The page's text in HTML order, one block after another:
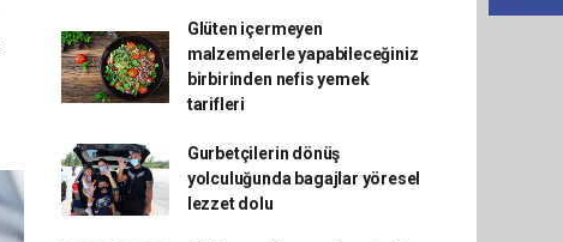
Glüten içermeyen
malzemelerle yapabileceğiniz
birbirinden nefis yemek
tarifleri
Gurbetçilerin dönüş
yolculuğunda bagajlar yöresel
lezzet dolu